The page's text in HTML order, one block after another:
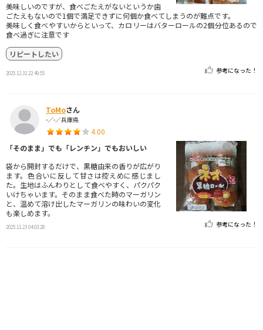
美味しいのですが、食べごたえがないというか歯
ごたえもないので1個で満足できずに何個か食べてしまうのが難点です。
美味しく食べやすいからといって、カロリーはバターロールの2個分位あるので
食べ過ぎに注意です
リピートしたい
2025.12.31 22:49:55 参考になった！
ToMoさん
-／-／兵庫県
4.00
「そのまま」でも「レンチン」でもおいしい
袋から開封するだけで、黒糖由来の香りが広がり
ます。色合いに反して甘さは控えめに感じまし
た。生地はふんわりとして食べやすく、パクパク
いけちゃいます。そのまま食べた時のマーガリン
と、温めて溶け出したマーガリンの味わいの変化
も楽しめます。
2025.11.23 04:03:28 参考になった！